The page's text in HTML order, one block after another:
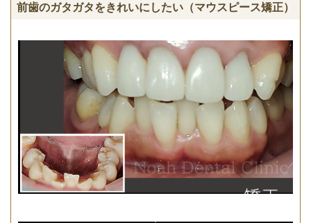
前歯のガタガタをきれいにしたい（マウスピース矯正）